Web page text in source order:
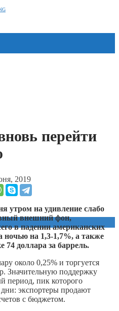
перейти
2019
утром на удивление слабо
внешний фон,
в падении американских
ночью на 1,3-1,7%, а также
74 доллара за баррель.
около 0,25% и торгуется
Значительную поддержку
период, пик которого
экспортеры продают
с бюджетом.